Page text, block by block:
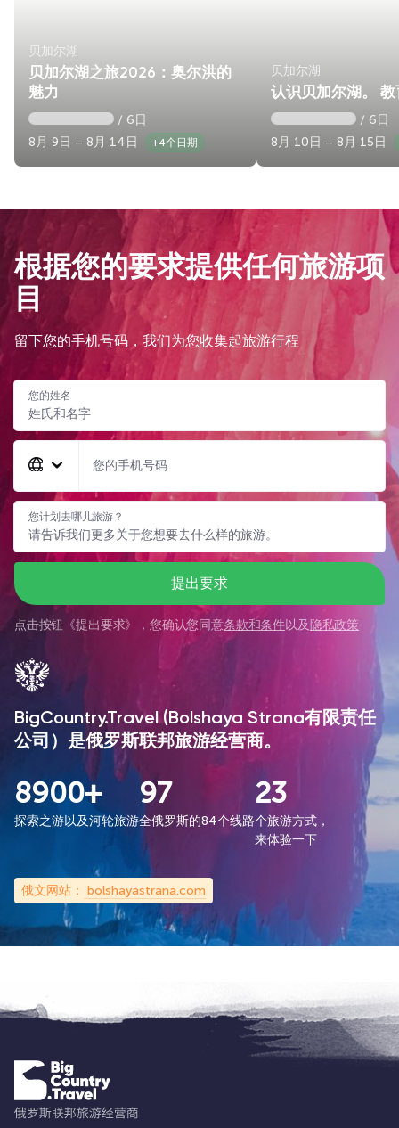
贝加尔湖
贝加尔湖之旅2026：奥尔洪的
魅力
/ 6日
8月 9日 – 8月 14日
+4个日期
贝加尔湖
认识贝加尔湖。 教
/ 6日
8月 10日 – 8月 15日
根据您的要求提供任何旅游项
目
留下您的手机号码，我们为您收集起旅游行程
您的姓名
您的手机号码
您计划去哪儿旅游？
提出要求
点击按钮《提出要求》，您确认您同意条款和条件以及 隐私政策
BigCountry.Travel (Bolshaya Strana有限责任
公司）是俄罗斯联邦旅游经营商。
8900+
探索之游以及河轮旅游
97
全俄罗斯的84个线路
23
个旅游方式，
来体验一下
俄文网站： bolshayastrana.com